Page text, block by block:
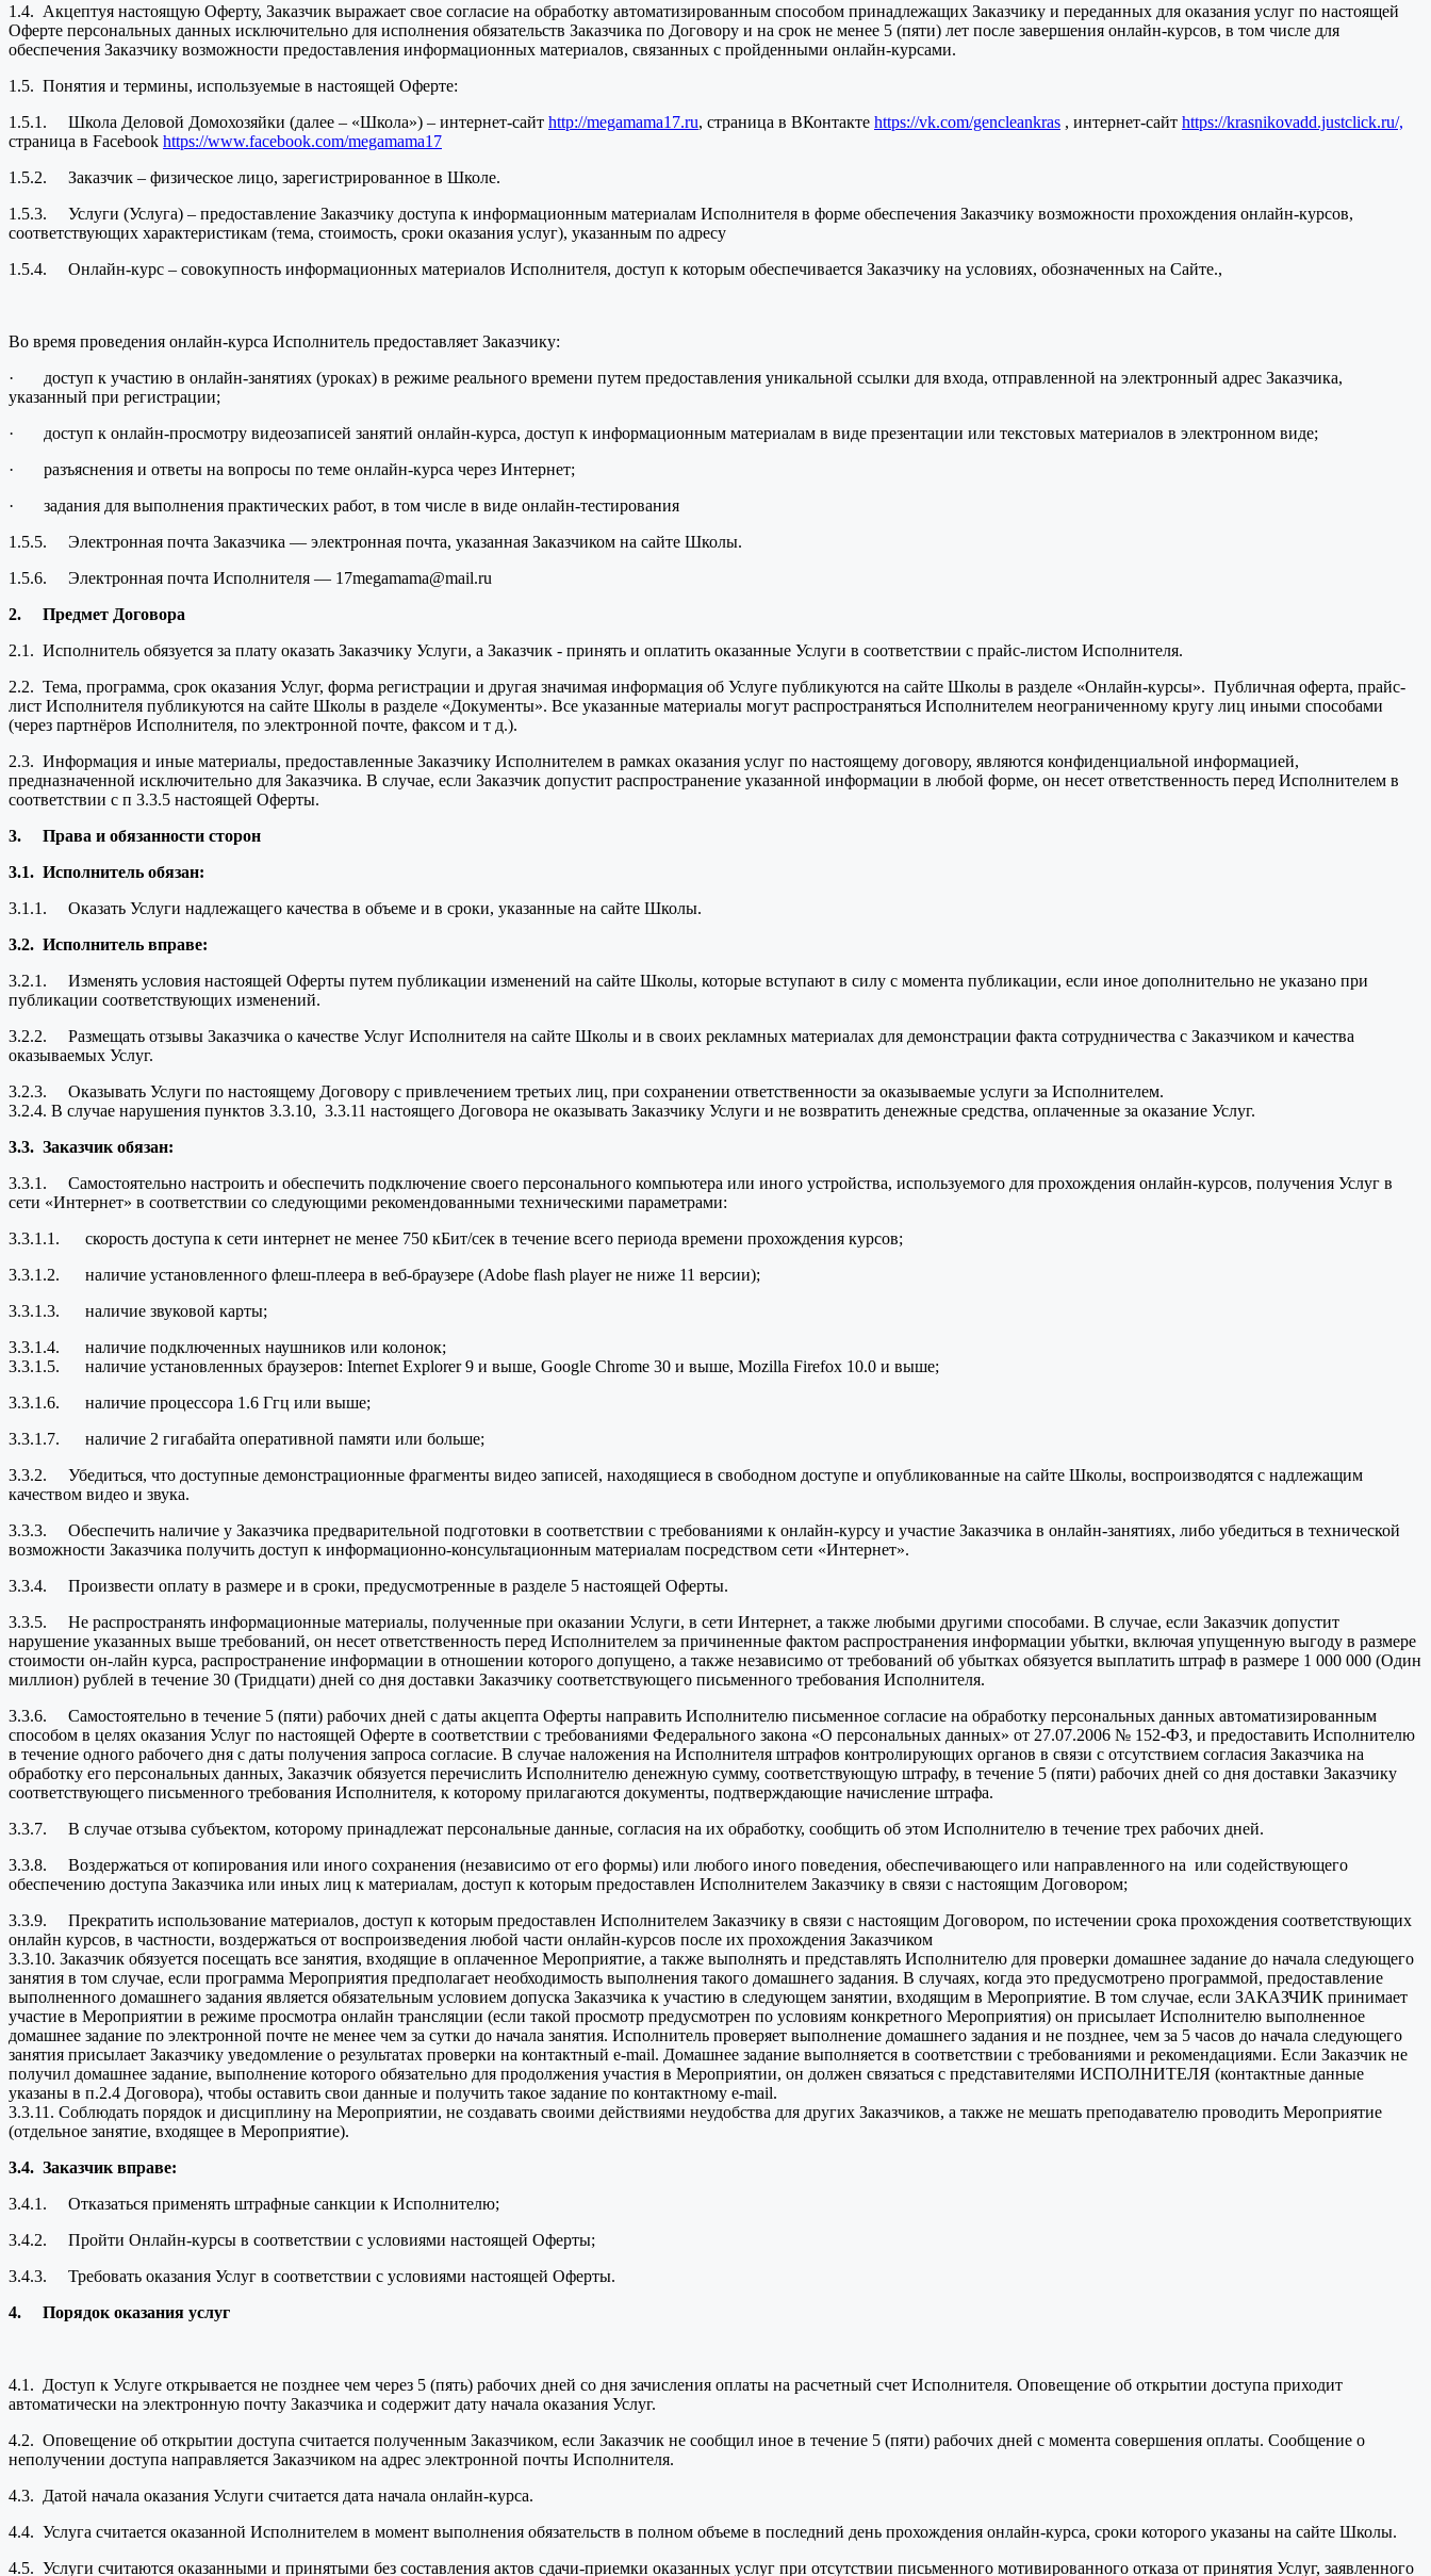
1.4. Акцептуя настоящую Оферту, Заказчик выражает свое согласие на обработку автоматизированным способом принадлежащих Заказчику и переданных для оказания услуг по настоящей
Оферте персональных данных исключительно для исполнения обязательств Заказчика по Договору и на срок не менее 5 (пяти) лет после завершения онлайн-курсов, в том числе для
обеспечения Заказчику возможности предоставления информационных материалов, связанных с пройденными онлайн-курсами.
1.5. Понятия и термины, используемые в настоящей Оферте:
1.5.1. Школа Деловой Домохозяйки (далее – «Школа») – интернет-сайт http://megamama17.ru, страница в ВКонтакте https://vk.com/gencleankras , интернет-сайт https://krasnikovadd.justclick.ru/,
страница в Facebook https://www.facebook.com/megamama17
1.5.2. Заказчик – физическое лицо, зарегистрированное в Школе.
1.5.3. Услуги (Услуга) – предоставление Заказчику доступа к информационным материалам Исполнителя в форме обеспечения Заказчику возможности прохождения онлайн-курсов,
соответствующих характеристикам (тема, стоимость, сроки оказания услуг), указанным по адресу
1.5.4. Онлайн-курс – совокупность информационных материалов Исполнителя, доступ к которым обеспечивается Заказчику на условиях, обозначенных на Сайте.,
Во время проведения онлайн-курса Исполнитель предоставляет Заказчику:
· доступ к участию в онлайн-занятиях (уроках) в режиме реального времени путем предоставления уникальной ссылки для входа, отправленной на электронный адрес Заказчика,
указанный при регистрации;
· доступ к онлайн-просмотру видеозаписей занятий онлайн-курса, доступ к информационным материалам в виде презентации или текстовых материалов в электронном виде;
· разъяснения и ответы на вопросы по теме онлайн-курса через Интернет;
· задания для выполнения практических работ, в том числе в виде онлайн-тестирования
1.5.5. Электронная почта Заказчика — электронная почта, указанная Заказчиком на сайте Школы.
1.5.6. Электронная почта Исполнителя — 17megamama@mail.ru
2. Предмет Договора
2.1. Исполнитель обязуется за плату оказать Заказчику Услуги, а Заказчик - принять и оплатить оказанные Услуги в соответствии с прайс-листом Исполнителя.
2.2. Тема, программа, срок оказания Услуг, форма регистрации и другая значимая информация об Услуге публикуются на сайте Школы в разделе «Онлайн-курсы». Публичная оферта, прайс-
лист Исполнителя публикуются на сайте Школы в разделе «Документы». Все указанные материалы могут распространяться Исполнителем неограниченному кругу лиц иными способами
(через партнёров Исполнителя, по электронной почте, факсом и т д.).
2.3. Информация и иные материалы, предоставленные Заказчику Исполнителем в рамках оказания услуг по настоящему договору, являются конфиденциальной информацией,
предназначенной исключительно для Заказчика. В случае, если Заказчик допустит распространение указанной информации в любой форме, он несет ответственность перед Исполнителем в
соответствии с п 3.3.5 настоящей Оферты.
3. Права и обязанности сторон
3.1. Исполнитель обязан:
3.1.1. Оказать Услуги надлежащего качества в объеме и в сроки, указанные на сайте Школы.
3.2. Исполнитель вправе:
3.2.1. Изменять условия настоящей Оферты путем публикации изменений на сайте Школы, которые вступают в силу с момента публикации, если иное дополнительно не указано при
публикации соответствующих изменений.
3.2.2. Размещать отзывы Заказчика о качестве Услуг Исполнителя на сайте Школы и в своих рекламных материалах для демонстрации факта сотрудничества с Заказчиком и качества
оказываемых Услуг.
3.2.3. Оказывать Услуги по настоящему Договору с привлечением третьих лиц, при сохранении ответственности за оказываемые услуги за Исполнителем.
3.2.4. В случае нарушения пунктов 3.3.10, 3.3.11 настоящего Договора не оказывать Заказчику Услуги и не возвратить денежные средства, оплаченные за оказание Услуг.
3.3. Заказчик обязан:
3.3.1. Самостоятельно настроить и обеспечить подключение своего персонального компьютера или иного устройства, используемого для прохождения онлайн-курсов, получения Услуг в
сети «Интернет» в соответствии со следующими рекомендованными техническими параметрами:
3.3.1.1. скорость доступа к сети интернет не менее 750 кБит/сек в течение всего периода времени прохождения курсов;
3.3.1.2. наличие установленного флеш-плеера в веб-браузере (Adobe flash player не ниже 11 версии);
3.3.1.3. наличие звуковой карты;
3.3.1.4. наличие подключенных наушников или колонок;
3.3.1.5. наличие установленных браузеров: Internet Explorer 9 и выше, Google Chrome 30 и выше, Mozilla Firefox 10.0 и выше;
3.3.1.6. наличие процессора 1.6 Ггц или выше;
3.3.1.7. наличие 2 гигабайта оперативной памяти или больше;
3.3.2. Убедиться, что доступные демонстрационные фрагменты видео записей, находящиеся в свободном доступе и опубликованные на сайте Школы, воспроизводятся с надлежащим
качеством видео и звука.
3.3.3. Обеспечить наличие у Заказчика предварительной подготовки в соответствии с требованиями к онлайн-курсу и участие Заказчика в онлайн-занятиях, либо убедиться в технической
возможности Заказчика получить доступ к информационно-консультационным материалам посредством сети «Интернет».
3.3.4. Произвести оплату в размере и в сроки, предусмотренные в разделе 5 настоящей Оферты.
3.3.5. Не распространять информационные материалы, полученные при оказании Услуги, в сети Интернет, а также любыми другими способами. В случае, если Заказчик допустит
нарушение указанных выше требований, он несет ответственность перед Исполнителем за причиненные фактом распространения информации убытки, включая упущенную выгоду в размере
стоимости он-лайн курса, распространение информации в отношении которого допущено, а также независимо от требований об убытках обязуется выплатить штраф в размере 1 000 000 (Один
миллион) рублей в течение 30 (Тридцати) дней со дня доставки Заказчику соответствующего письменного требования Исполнителя.
3.3.6. Самостоятельно в течение 5 (пяти) рабочих дней с даты акцепта Оферты направить Исполнителю письменное согласие на обработку персональных данных автоматизированным
способом в целях оказания Услуг по настоящей Оферте в соответствии с требованиями Федерального закона «О персональных данных» от 27.07.2006 № 152-ФЗ, и предоставить Исполнителю
в течение одного рабочего дня с даты получения запроса согласие. В случае наложения на Исполнителя штрафов контролирующих органов в связи с отсутствием согласия Заказчика на
обработку его персональных данных, Заказчик обязуется перечислить Исполнителю денежную сумму, соответствующую штрафу, в течение 5 (пяти) рабочих дней со дня доставки Заказчику
соответствующего письменного требования Исполнителя, к которому прилагаются документы, подтверждающие начисление штрафа.
3.3.7. В случае отзыва субъектом, которому принадлежат персональные данные, согласия на их обработку, сообщить об этом Исполнителю в течение трех рабочих дней.
3.3.8. Воздержаться от копирования или иного сохранения (независимо от его формы) или любого иного поведения, обеспечивающего или направленного на или содействующего
обеспечению доступа Заказчика или иных лиц к материалам, доступ к которым предоставлен Исполнителем Заказчику в связи с настоящим Договором;
3.3.9. Прекратить использование материалов, доступ к которым предоставлен Исполнителем Заказчику в связи с настоящим Договором, по истечении срока прохождения соответствующих
онлайн курсов, в частности, воздержаться от воспроизведения любой части онлайн-курсов после их прохождения Заказчиком
3.3.10. Заказчик обязуется посещать все занятия, входящие в оплаченное Мероприятие, а также выполнять и представлять Исполнителю для проверки домашнее задание до начала следующего
занятия в том случае, если программа Мероприятия предполагает необходимость выполнения такого домашнего задания. В случаях, когда это предусмотрено программой, предоставление
выполненного домашнего задания является обязательным условием допуска Заказчика к участию в следующем занятии, входящим в Мероприятие. В том случае, если ЗАКАЗЧИК принимает
участие в Мероприятии в режиме просмотра онлайн трансляции (если такой просмотр предусмотрен по условиям конкретного Мероприятия) он присылает Исполнителю выполненное
домашнее задание по электронной почте не менее чем за сутки до начала занятия. Исполнитель проверяет выполнение домашнего задания и не позднее, чем за 5 часов до начала следующего
занятия присылает Заказчику уведомление о результатах проверки на контактный e-mail. Домашнее задание выполняется в соответствии с требованиями и рекомендациями. Если Заказчик не
получил домашнее задание, выполнение которого обязательно для продолжения участия в Мероприятии, он должен связаться с представителями ИСПОЛНИТЕЛЯ (контактные данные
указаны в п.2.4 Договора), чтобы оставить свои данные и получить такое задание по контактному e-mail.
3.3.11. Соблюдать порядок и дисциплину на Мероприятии, не создавать своими действиями неудобства для других Заказчиков, а также не мешать преподавателю проводить Мероприятие
(отдельное занятие, входящее в Мероприятие).
3.4. Заказчик вправе:
3.4.1. Отказаться применять штрафные санкции к Исполнителю;
3.4.2. Пройти Онлайн-курсы в соответствии с условиями настоящей Оферты;
3.4.3. Требовать оказания Услуг в соответствии с условиями настоящей Оферты.
4. Порядок оказания услуг
4.1. Доступ к Услуге открывается не позднее чем через 5 (пять) рабочих дней со дня зачисления оплаты на расчетный счет Исполнителя. Оповещение об открытии доступа приходит
автоматически на электронную почту Заказчика и содержит дату начала оказания Услуг.
4.2. Оповещение об открытии доступа считается полученным Заказчиком, если Заказчик не сообщил иное в течение 5 (пяти) рабочих дней с момента совершения оплаты. Сообщение о
неполучении доступа направляется Заказчиком на адрес электронной почты Исполнителя.
4.3. Датой начала оказания Услуги считается дата начала онлайн-курса.
4.4. Услуга считается оказанной Исполнителем в момент выполнения обязательств в полном объеме в последний день прохождения онлайн-курса, сроки которого указаны на сайте Школы.
4.5. Услуги считаются оказанными и принятыми без составления актов сдачи-приемки оказанных услуг при отсутствии письменного мотивированного отказа от принятия Услуг, заявленного